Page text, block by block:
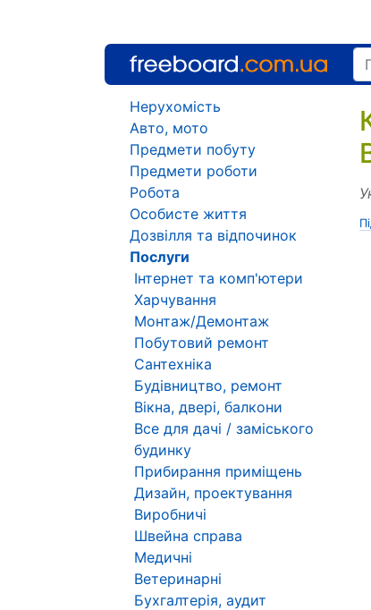
Нерухомість
Авто, мото
Предмети побуту
Предмети роботи
Робота
Особисте життя
Дозвілля та відпочинок
Послуги
Інтернет та комп'ютери
Харчування
Монтаж/Демонтаж
Побутовий ремонт
Сантехніка
Будівництво, ремонт
Вікна, двері, балкони
Все для дачі / заміського
будинку
Прибирання приміщень
Дизайн, проектування
Виробничі
Швейна справа
Медичні
Ветеринарні
Бухгалтерія, аудит